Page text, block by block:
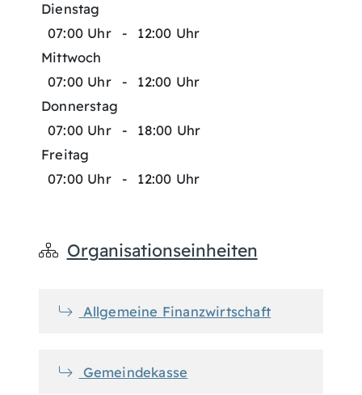
Dienstag
07:00 Uhr
-
12:00 Uhr
Mittwoch
07:00 Uhr
-
12:00 Uhr
Donnerstag
07:00 Uhr
-
18:00 Uhr
Freitag
07:00 Uhr
- 12:00 Uhr
Organisationseinheiten
Allgemeine Finanzwirtschaft
Gemeindekasse